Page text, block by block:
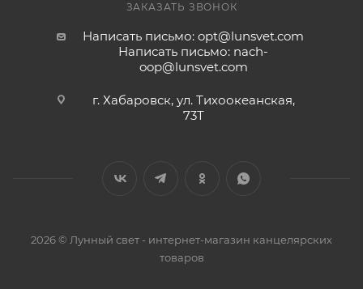
ЗАКАЗАТЬ ЗВОНОК
Написать письмо: opt@lunsvet.com
Написать письмо: nach-
oop@lunsvet.com
г. Хабаровск, ул. Тихоокеанская,
73Т
2026 © Лунный свет - интернет-магазин канцелярских
товаров